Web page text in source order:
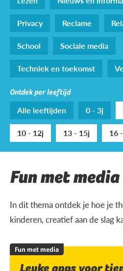
Privacy
Reclame
School
Sociale media
Techniek en toekomst
Ontdek per leeftijd
Alle leeftijden 0 - 3j
10 - 12j
13 - 15j 16
Fun met media
In dit thema ontdek je hoe je
kinderen, creatief aan de slag
Fun met media
Leuke apps voor